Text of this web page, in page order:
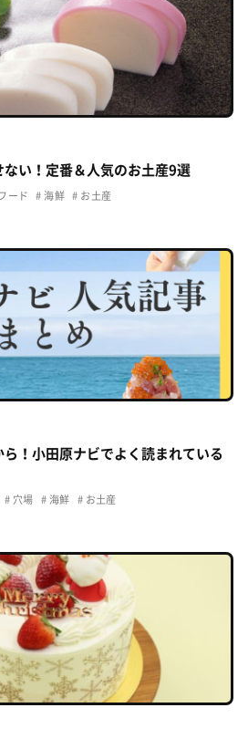
い！定番＆人気のお土産9選
ード 海鮮 お土産
ら！小田原ナビでよく読まれている
穴場 海鮮 お土産